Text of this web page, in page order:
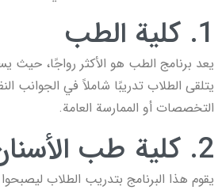
1. كلية الطب
يعد برنامج الطب هو الأكثر رواجًا،
يتلقى الطلاب تدريبًا شاملاً في الجوانب
التخصصات أو الممارسة العامة.
2. كلية طب الأسنان
يقوم هذا البرنامج بتدريب الطلاب